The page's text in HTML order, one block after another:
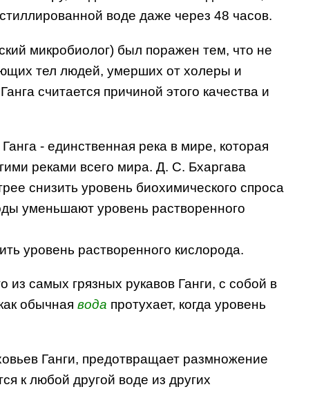
воде даже через 48 часов.
микробиолог) был поражен тем, что не
тел людей, умерших от холеры и
считается причиной этого качества и
- единственная река в мире, которая
реками всего мира. Д. С. Бхаргава
снизить уровень биохимического спроса
уменьшают уровень растворенного
уровень растворенного кислорода.
из самых грязных рукавов Ганги, с собой в
обычная вода протухает, когда уровень
Ганги, предотвращает размножение
к любой другой воде из других